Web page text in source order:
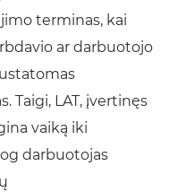
terminas, kai
ar darbuotojo
Taigi, LAT, įvertinęs
vaiką iki
darbuotojas